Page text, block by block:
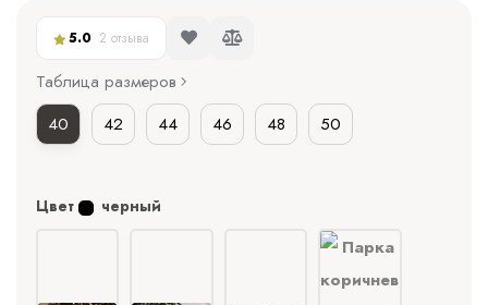
5.0 2 отзыва
Таблица размеров
40
42 44 46 48 50
Цвет черный